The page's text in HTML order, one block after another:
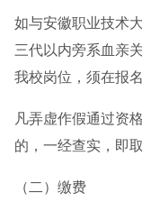
如与安徽职业技术
三代以内旁系血亲
我校岗位，须在报
凡弄虚作假通过资
的，一经查实，即
（二）缴费